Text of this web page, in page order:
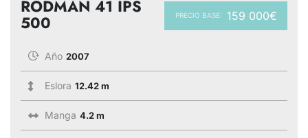
PRECIO BASE: 159 000€
RODMAN 41 IPS
500
Año 2007
Eslora 12.42 m
Manga 4.2 m